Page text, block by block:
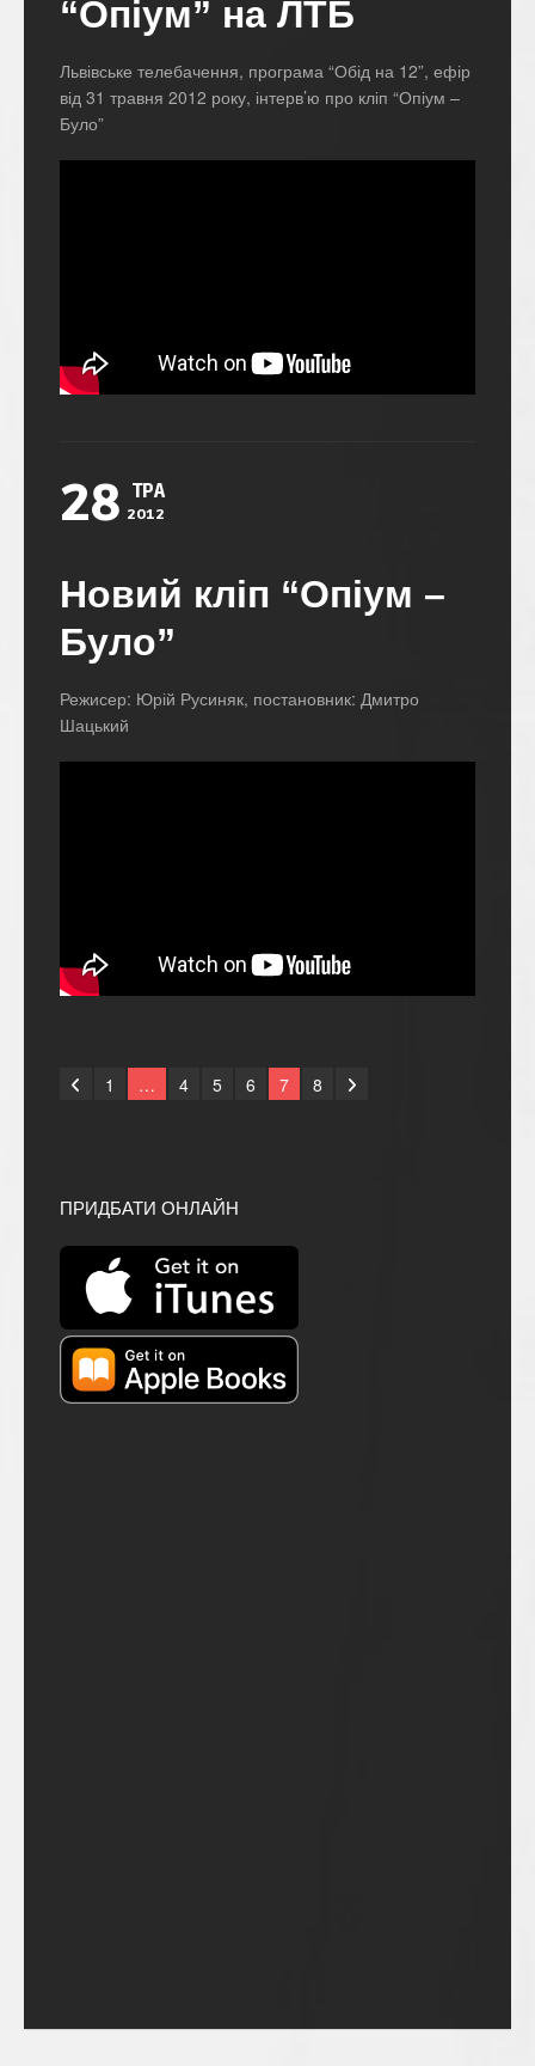
“Опіум” на ЛТБ
Львівське телебачення, програма “Обід на 12”, ефір
від 31 травня 2012 року, інтерв’ю про кліп “Опіум –
Було”
28 ТРА
2012
Новий кліп “Опіум –
Було”
Режисер: Юрій Русиняк, постановник: Дмитро
Шацький
1 … 4 5 6 7 8
ПРИДБАТИ ОНЛАЙН